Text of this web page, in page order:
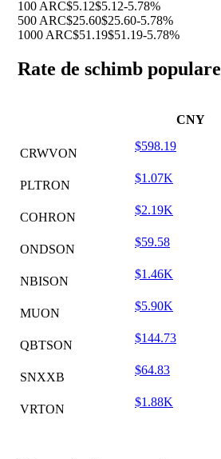
100 ARC$5.12$5.12-5.78%
500 ARC$25.60$25.60-5.78%
1000 ARC$51.19$51.19-5.78%
Rate de schimb populare
CNY
CRWVON
$598.19
PLTRON
$1.07K
COHRON
$2.19K
ONDSON
$59.58
NBISON
$1.46K
MUON
$5.90K
QBTSON
$144.73
SNXXB
$64.83
VRTON
$1.88K